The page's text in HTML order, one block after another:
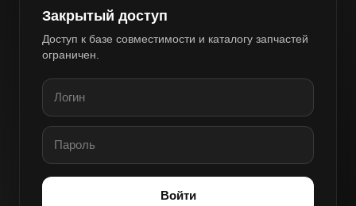
Закрытый доступ
Доступ к базе совместимости и каталогу запчастей
ограничен.
Войти